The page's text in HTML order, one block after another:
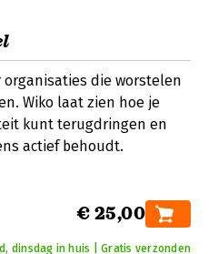
organisaties die worstelen
Wiko laat zien hoe je
kunt terugdringen en
actief behoudt.
€ 25,00
dinsdag in huis | Gratis verzonden